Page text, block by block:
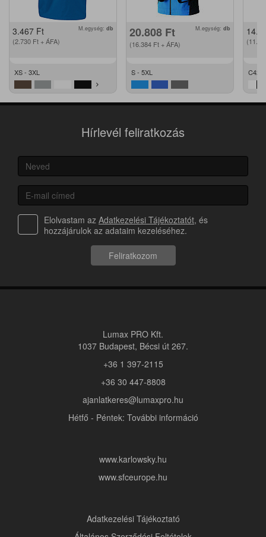
3.467 Ft
(2.730 Ft + ÁFA)
M.egység: db
XS - 3XL
20.808 Ft
(16.384 Ft + ÁFA)
M.egység: db
S - 5XL C42 -
Hírlevél feliratkozás
Elolvastam az Adatkezelési Tájékoztatót, és
hozzájárulok az adataim kezeléséhez.
Feliratkozom
Lumax PRO Kft.
1037 Budapest, Bécsi út 267.
+36 1 397-2115
+36 30 447-8808
ajanlatkeres@lumaxpro.hu
Hétfő - Péntek: További információ
www.karlowsky.hu
www.sfceurope.hu
Adatkezelési Tájékoztató